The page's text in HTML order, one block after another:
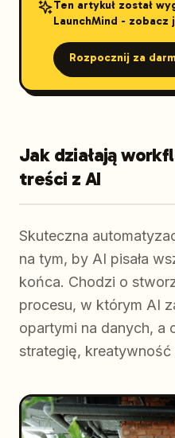
Ten artykuł został
LaunchMind - zobacz
Rozpocznij za
Jak działają
treści z AI
Skuteczna
na tym, by AI pisała
końca. Chodzi o
procesu, w którym AI
opartymi na danych, a
strategię,